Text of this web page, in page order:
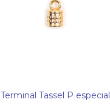
Terminal Tassel P especial